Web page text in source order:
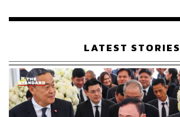
เรือนไทยที่ถูกซุกไว้
LATEST STORIES